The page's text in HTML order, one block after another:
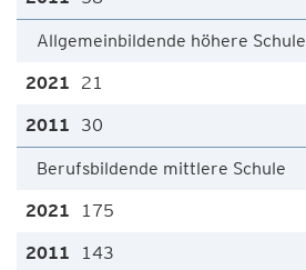
Allgemeinbildende höhere Schule
21
30
Berufsbildende mittlere Schule
175
143